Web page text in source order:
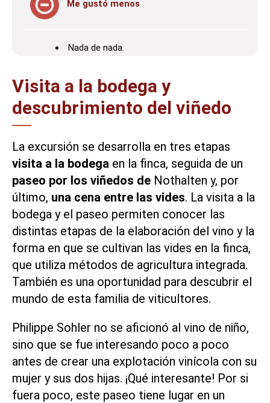
Me gustó menos
Nada de nada.
Visita a la bodega y
descubrimiento del viñedo
La excursión se desarrolla en tres etapas
visita a la bodega en la finca, seguida de un
paseo por los viñedos de Nothalten y, por
último, una cena entre las vides. La visita a la
bodega y el paseo permiten conocer las
distintas etapas de la elaboración del vino y la
forma en que se cultivan las vides en la finca,
que utiliza métodos de agricultura integrada.
También es una oportunidad para descubrir el
mundo de esta familia de viticultores.
Philippe Sohler no se aficionó al vino de niño,
sino que se fue interesando poco a poco
antes de crear una explotación vinícola con su
mujer y sus dos hijas. ¡Qué interesante! Por si
fuera poco, este paseo tiene lugar en un